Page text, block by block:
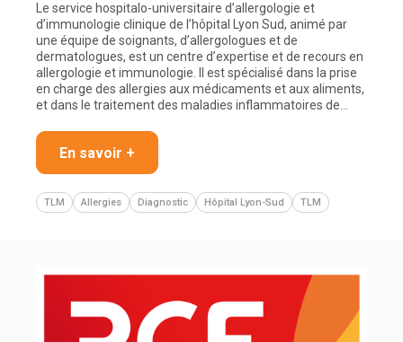
Le service hospitalo-universitaire d’allergologie et
d’immunologie clinique de l’hôpital Lyon Sud, animé par
une équipe de soignants, d’allergologues et de
dermatologues, est un centre d’expertise et de recours en
allergologie et immunologie. Il est spécialisé dans la prise
en charge des allergies aux médicaments et aux aliments,
et dans le traitement des maladies inflammatoires de…
En savoir +
TLM Allergies Diagnostic Hôpital Lyon-Sud TLM